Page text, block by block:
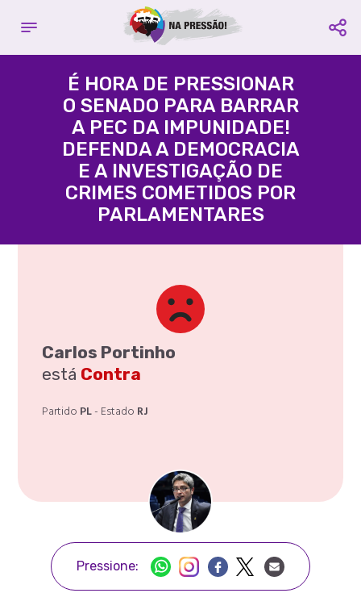
Compartilhe:
Complete seu cadastro
campanhas
Nome é Obrigatório
Email é Obrigatório
CADASTRAR
Contribuir com o projeto:
Agência:3395 - Conta
60.563.731/0001-77
É HORA DE PRESSIONAR
O SENADO PARA BARRAR
A PEC DA IMPUNIDADE!
DEFENDA A DEMOCRACIA
E A INVESTIGAÇÃO DE
CRIMES COMETIDOS POR
PARLAMENTARES
Carlos Portinho
está Contra
Partido PL- Estado RJ
Pressione:
Acácio Favacho
Partido PROS- Estado AP
Compartilhe: